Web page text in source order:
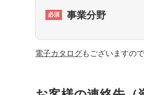
事業分野
電子カタログもございますの